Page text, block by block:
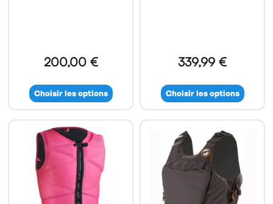
200,00 €
Choisir les options
339,99 €
Choisir les options